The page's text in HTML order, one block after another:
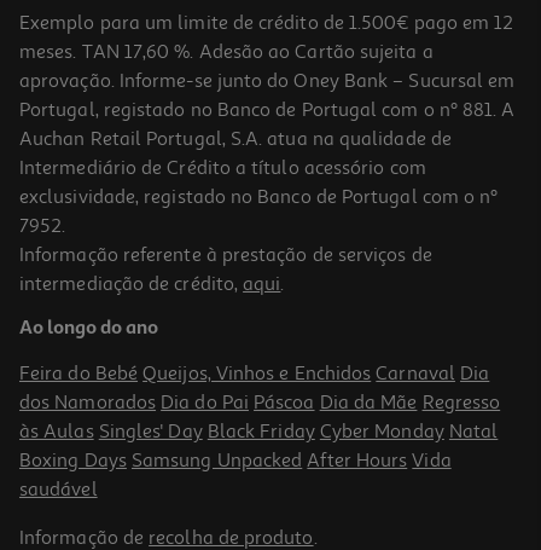
-10%
Livro O Prazer De Ser
16.2 €/un
PVP de editor
16,20 €
Exemplo para um limite de crédito de 1.500€ pago em 12
meses. TAN 17,60 %. Adesão ao Cartão sujeita a
aprovação. Informe-se junto do Oney Bank – Sucursal em
Portugal, registado no Banco de Portugal com o nº 881. A
Auchan Retail Portugal, S.A. atua na qualidade de
Intermediário de Crédito a título acessório com
exclusividade, registado no Banco de Portugal com o nº
7952.
Informação referente à prestação de serviços de
intermediação de crédito, aqui.
Ao longo do ano
Feira do Bebé Queijos, Vinhos e Enchidos Carnaval Dia
dos Namorados Dia do Pai Páscoa Dia da Mãe Regresso
às Aulas Singles' Day Black Friday Cyber Monday Natal
Boxing Days Samsung Unpacked After Hours Vida
saudável
Informação de recolha de produto.